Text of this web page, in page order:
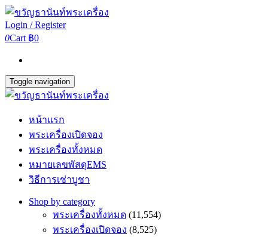
Login / Register
0Cart ฿0
Toggle navigation
หน้าแรก
พระเครื่องเปิดจอง
พระเครื่องทั้งหมด
หมายเลขพัสดุEMS
วิธีการเช่าบูชา
Shop by category
พระเครื่องทั้งหมด (11,554)
พระเครื่องเปิดจอง (8,525)